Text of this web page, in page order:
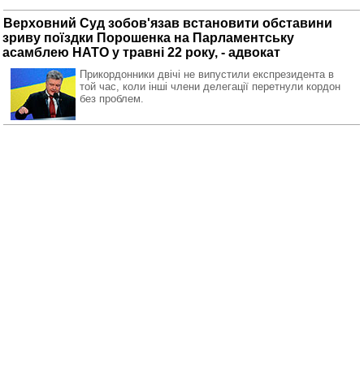
Верховний Суд зобов'язав встановити обставини
зриву поїздки Порошенка на Парламентську
асамблею НАТО у травні 22 року, - адвокат
Прикордонники двічі не випустили експрезидента в
той час, коли інші члени делегації перетнули кордон
без проблем.